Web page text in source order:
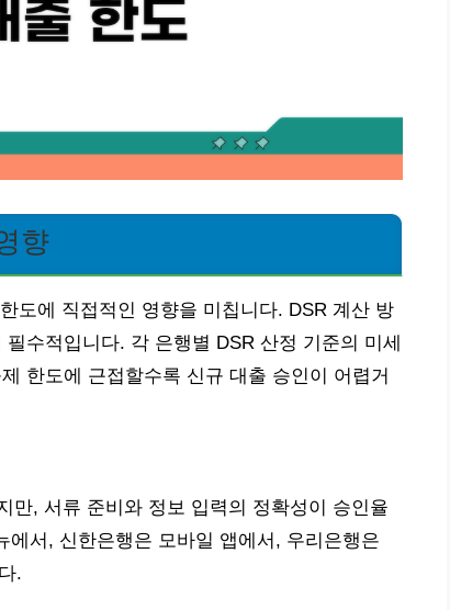
향
도에 직접적인 영향을 미칩니다. DSR 계산 방
수적입니다. 각 은행별 DSR 산정 기준의 미세
한도에 근접할수록 신규 대출 승인이 어렵거
만, 서류 준비와 정보 입력의 정확성이 승인율
에서, 신한은행은 모바일 앱에서, 우리은행은
.